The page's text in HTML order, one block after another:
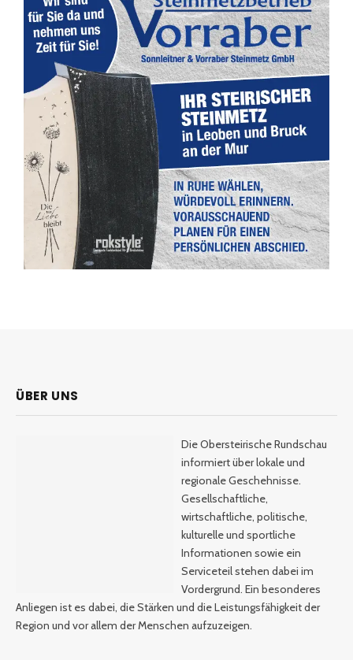
ÜBER UNS
Die Obersteirische Rundschau
informiert über lokale und
regionale Geschehnisse.
Gesellschaftliche,
wirtschaftliche, politische,
kulturelle und sportliche
Informationen sowie ein
Serviceteil stehen dabei im
Vordergrund. Ein besonderes
Anliegen ist es dabei, die Stärken und die Leistungsfähigkeit der
Region und vor allem der Menschen aufzuzeigen.